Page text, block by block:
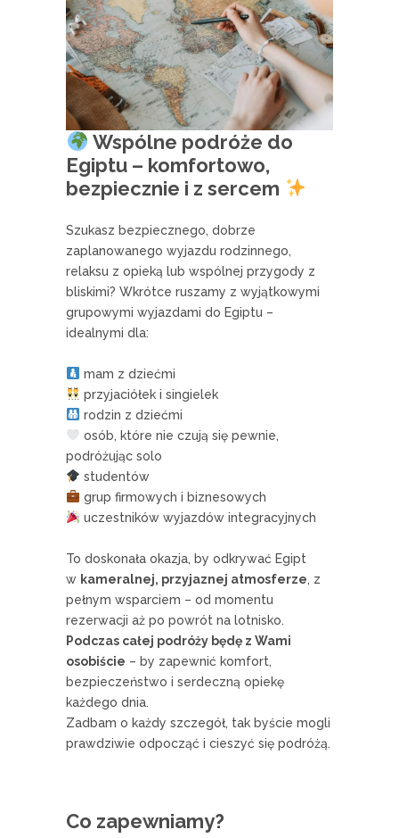
Wspólne podróże do
Egiptu – komfortowo,
bezpiecznie i z sercem
Szukasz bezpiecznego, dobrze
zaplanowanego wyjazdu rodzinnego,
relaksu z opieką lub wspólnej przygody z
bliskimi? Wkrótce ruszamy z wyjątkowymi
grupowymi wyjazdami do Egiptu –
idealnymi dla:
mam z dziećmi
przyjaciółek i singielek
rodzin z dziećmi
osób, które nie czują się pewnie,
podróżując solo
studentów
grup firmowych i biznesowych
uczestników wyjazdów integracyjnych
To doskonała okazja, by odkrywać Egipt
w kameralnej, przyjaznej atmosferze, z
pełnym wsparciem – od momentu
rezerwacji aż po powrót na lotnisko.
Podczas całej podróży będę z Wami
osobiście – by zapewnić komfort,
bezpieczeństwo i serdeczną opiekę
każdego dnia.
Zadbam o każdy szczegół, tak byście mogli
prawdziwie odpocząć i cieszyć się podróżą.
Co zapewniamy?